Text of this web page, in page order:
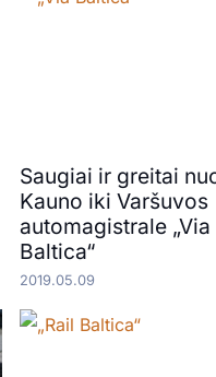
Saugiai ir greitai
Kauno iki Varšuvos
automagistrale „Via
Baltica“
2019.05.09